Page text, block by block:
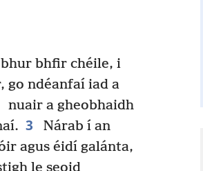
bhur bhfir chéile, i
go ndéanfaí iad a
nuair a gheobhaidh
3
Nárab í an
agus éidí galánta,
le seoid